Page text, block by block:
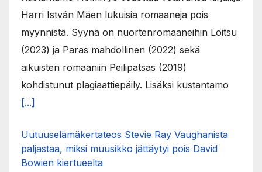
Harri István Mäen lukuisia romaaneja pois
myynnistä. Syynä on nuortenromaaneihin Loitsu
(2023) ja Paras mahdollinen (2022) sekä
aikuisten romaaniin Peilipatsas (2019)
kohdistunut plagiaattiepäily. Lisäksi kustantamo
[...]
Uutuuselämäkertateos Stevie Ray Vaughanista
paljastaa, miksi muusikko jättäytyi pois David
Bowien kiertueelta